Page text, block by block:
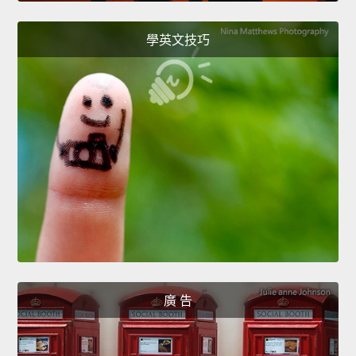
學英文技巧
廣 告